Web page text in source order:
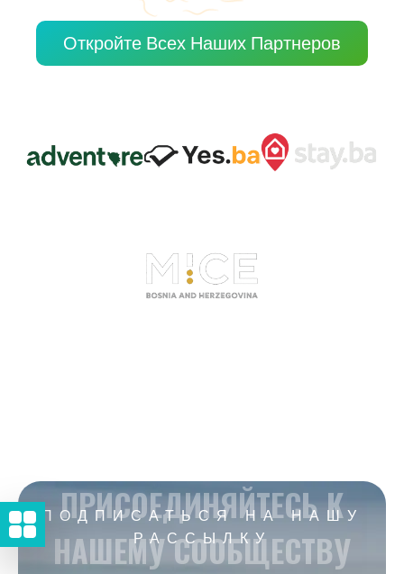
Откройте Всех Наших Партнеров
ПОДПИСАТЬСЯ НА НАШУ
РАССЫЛКУ
ПРИСОЕДИНЯЙТЕСЬ К
НАШЕМУ СООБЩЕСТВУ